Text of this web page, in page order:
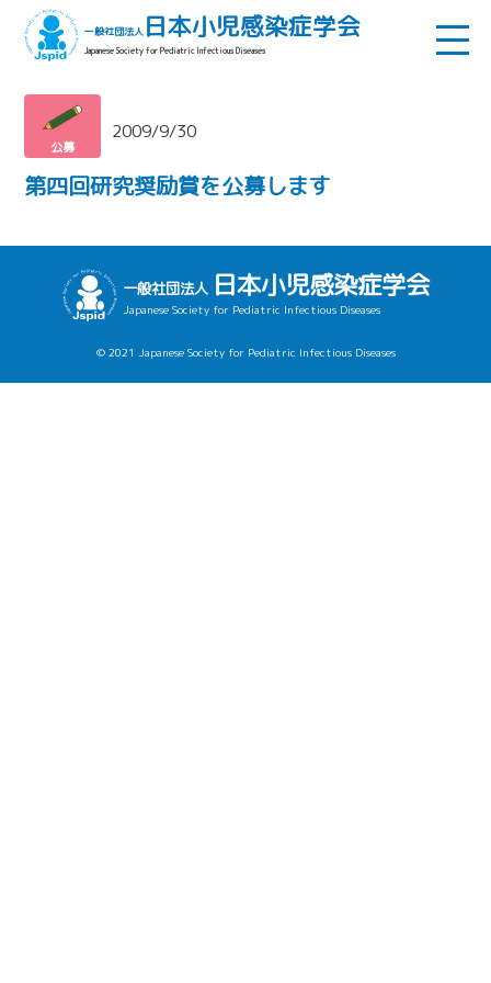
一般社団法人 日本小児感染症学会
Japanese Society for Pediatric Infectious Diseases
公募
2009/9/30
第四回研究奨励賞を公募します
一般社団法人 日本小児感染症学会
Japanese Society for Pediatric Infectious Diseases
© 2021 Japanese Society for Pediatric Infectious Diseases